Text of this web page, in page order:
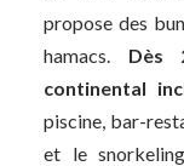
propose des
hamacs. Dès
continental
piscine, bar-
et le